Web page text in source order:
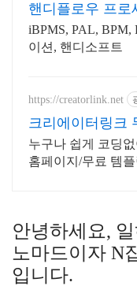
핸디플로우 프로
iBPMS, PAL, BPM,
이션, 핸디소프트
https://creatorlink.net
크리에이터링크
작
누구나 쉽게 코딩
홈페이지/무료 템
안녕하세요,
노마드이자 N
입니다.